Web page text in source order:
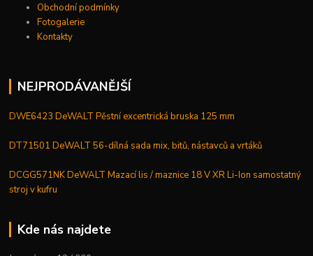
Obchodní podmínky
Fotogalerie
Kontakty
NEJPRODÁVANĚJŠÍ
DWE6423 DeWALT Pěstní excentrická bruska 125 mm
DT71501 DeWALT 56-dílná sada mix, bitů, nástavců a vrtáků
DCGG571NK DeWALT Mazací lis / maznice 18 V XR Li-Ion samostatný
stroj v kufru
Kde nás najdete